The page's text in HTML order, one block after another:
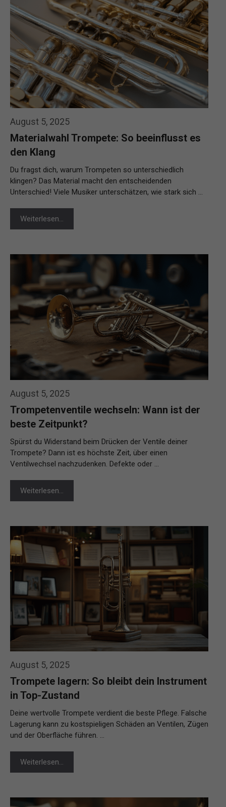
August 5, 2025
Materialwahl Trompete: So beeinflusst es
den Klang
Du fragst dich, warum Trompeten so unterschiedlich
klingen? Das Material macht den entscheidenden
Unterschied! Viele Musiker unterschätzen, wie stark sich …
Weiterlesen…
August 5, 2025
Trompetenventile wechseln: Wann ist der
beste Zeitpunkt?
Spürst du Widerstand beim Drücken der Ventile deiner
Trompete? Dann ist es höchste Zeit, über einen
Ventilwechsel nachzudenken. Defekte oder …
Weiterlesen…
August 5, 2025
Trompete lagern: So bleibt dein Instrument
in Top-Zustand
Deine wertvolle Trompete verdient die beste Pflege. Falsche
Lagerung kann zu kostspieligen Schäden an Ventilen, Zügen
und der Oberfläche führen. …
Weiterlesen…